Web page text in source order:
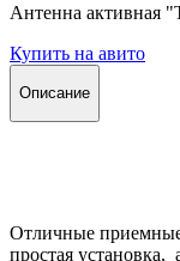
Антенна активная
Купить на авито
Описание
Отличные приемные
простая установка,